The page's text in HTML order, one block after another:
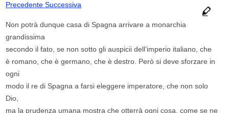
PrecedenteSuccessiva
Non potrà dunque casa di Spagna arrivare a monarchia
grandissima
secondo il fato, se non sotto gli auspicii dell’imperio italiano, che
è romano, che è germano, che è destro. Però si deve sforzare in
ogni
modo il re di Spagna a farsi eleggere imperatore, che non solo
Dio,
ma la prudenza umana mostra che otterrà ogni cosa, come se ne